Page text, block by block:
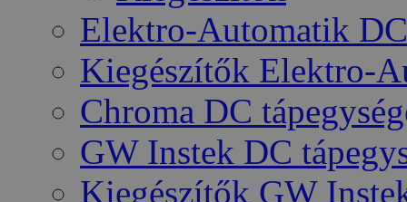
Elektro-Automatik
Kiegészítők Elektro-
Chroma DC
GW Instek DC
Kiegészítők GW